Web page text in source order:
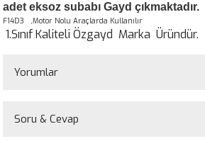
adet eksoz subabı Gayd çıkmaktadır.
F14D3 ,Motor Nolu Araçlarda Kullanılır
1.Sınıf Kaliteli Özgayd Marka Üründür.
Yorumlar
Soru & Cevap